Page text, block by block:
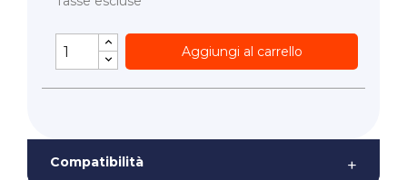
Aggiungi al carrello
Compatibilità +